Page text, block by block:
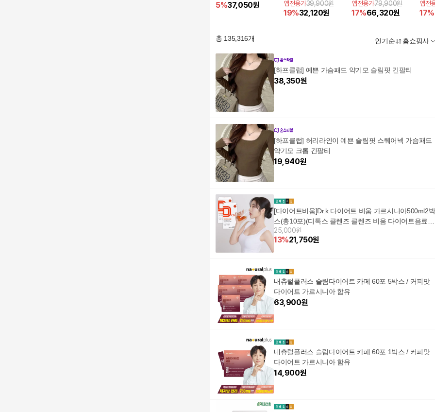
5%37,050원
하의 패키지(6종)
앱전용가39,900원
19%32,120원
트 2종 + 본구성 랜덤 1
종 패키지(총 3종)
앱전용가79,900원
17%66,320원
5종
앱전
17%
총 135,316개 인기순 홈쇼핑사
[하프클럽] 예쁜 가슴패드 약기모 슬림핏 긴팔티
38,350원
[하프클럽] 허리라인이 예쁜 슬림핏 스퀘어넥 가슴패드
약기모 크롭 긴팔티
19,940원
[다이어트비움]Dr.k 다이어트 비움 가르시니아500ml2박
스(총10포)(디톡스 클렌즈 클렌즈 비움 다이어트음료
+할인쿠폰
25,000원
13%21,750원
내츄럴플러스 슬림다이어트 카페 60포 5박스 / 커피맛
다이어트 가르시니아 함유
63,900원
내츄럴플러스 슬림다이어트 카페 60포 1박스 / 커피맛
다이어트 가르시니아 함유
14,900원